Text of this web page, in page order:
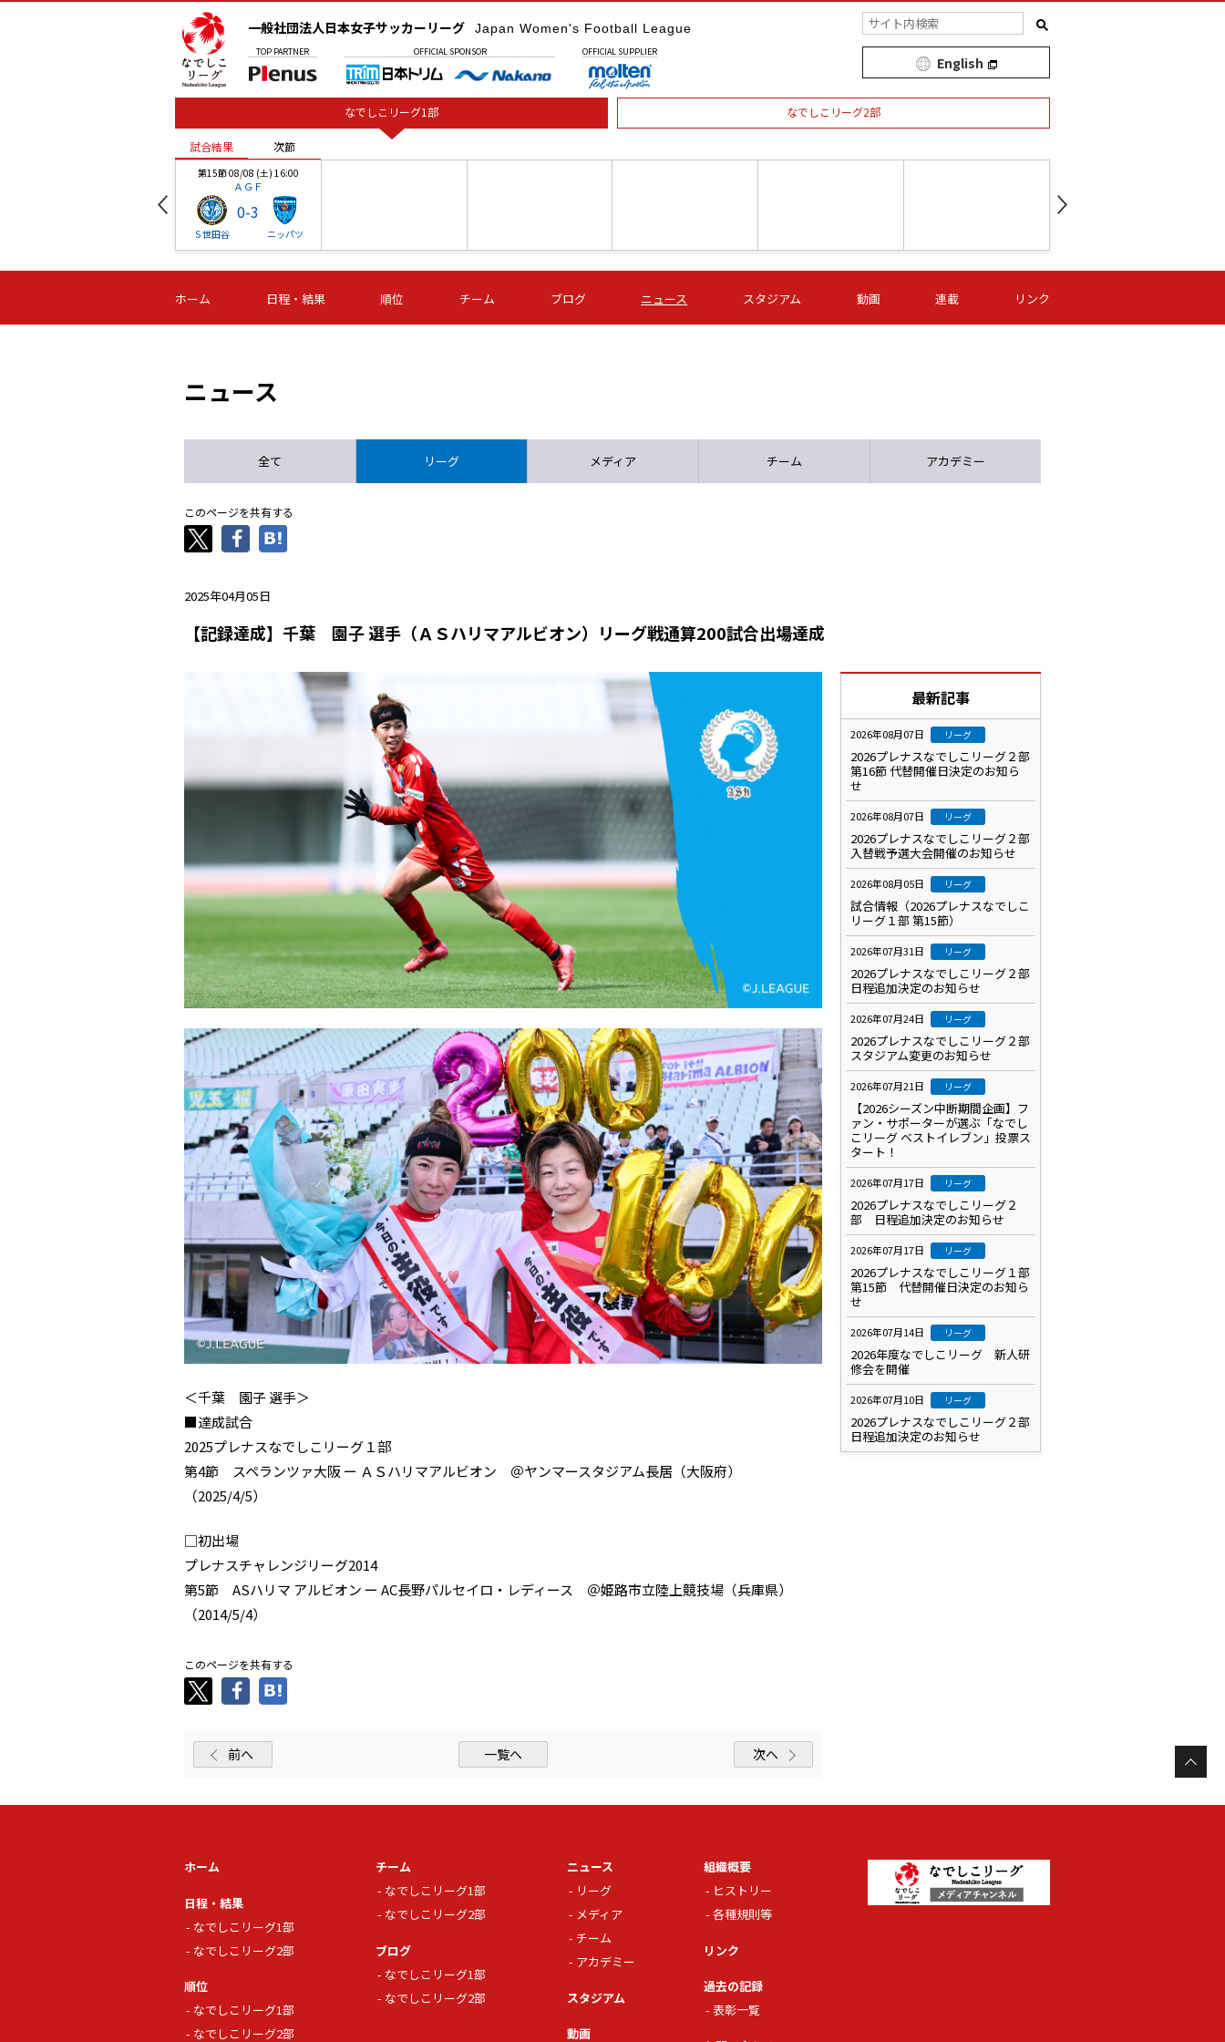
一般社団法人日本女子サッカーリーグ Japan Women's Football League
TOP PARTNER OFFICIAL SPONSOR OFFICIAL SUPPLIER
English
なでしこリーグ1部 なでしこリーグ2部
試合結果 次節
第15節 08/08 (土) 16:00
ＡＧＦ
Ｓ世田谷
0-3
ニッパツ
-
第16節 09/05 (土) 15:00
ニッパツ
-
第16節 09/05 (土) 15:00
石人の星
-
第16節 09/05 (土) 16:00
ＡＧＦ
-
いちご
-
第16節 09/06 (日) 15:00
-
第16節 09/06 (日) 15:00
- -
試合結果 次節
ホーム 日程・結果 順位 チーム ブログ ニュース スタジアム 動画 連載 リンク
ニュース
全て リーグ メディア チーム アカデミー
このページを共有する
2025年04月05日
【記録達成】千葉 園子 選手（ＡＳハリマアルビオン）リーグ戦通算200試合出場達成
＜千葉 園子 選手＞
■達成試合
2025プレナスなでしこリーグ１部
第4節 スペランツァ大阪 ー ＡＳハリマアルビオン ＠ヤンマースタジアム長居（大阪府）
（2025/4/5）
□初出場
プレナスチャレンジリーグ2014
第5節 ASハリマ アルビオン ー AC長野パルセイロ・レディース ＠姫路市立陸上競技場（兵庫県）
（2014/5/4）
このページを共有する
前へ 一覧へ 次へ
最新記事
2026年08月07日 リーグ
2026プレナスなでしこリーグ２部
第16節 代替開催日決定のお知ら
せ
2026年08月07日 リーグ
2026プレナスなでしこリーグ２部
入替戦予選大会開催のお知らせ
2026年08月05日 リーグ
試合情報（2026プレナスなでしこ
リーグ１部 第15節）
2026年07月31日 リーグ
2026プレナスなでしこリーグ２部
日程追加決定のお知らせ
2026年07月24日 リーグ
2026プレナスなでしこリーグ２部
スタジアム変更のお知らせ
2026年07月21日 リーグ
【2026シーズン中断期間企画】フ
ァン・サポーターが選ぶ「なでし
こリーグ ベストイレブン」投票ス
タート！
2026年07月17日 リーグ
2026プレナスなでしこリーグ２
部 日程追加決定のお知らせ
2026年07月17日 リーグ
2026プレナスなでしこリーグ１部
第15節 代替開催日決定のお知ら
せ
2026年07月14日 リーグ
2026年度なでしこリーグ 新人研
修会を開催
2026年07月10日 リーグ
2026プレナスなでしこリーグ２部
日程追加決定のお知らせ
ホーム
日程・結果
なでしこリーグ1部
なでしこリーグ2部
順位
なでしこリーグ1部
なでしこリーグ2部
チーム
なでしこリーグ1部
なでしこリーグ2部
ブログ
なでしこリーグ1部
なでしこリーグ2部
ニュース
リーグ
メディア
チーム
アカデミー
スタジアム
動画
組織概要
ヒストリー
各種規則等
リンク
過去の記録
表彰一覧